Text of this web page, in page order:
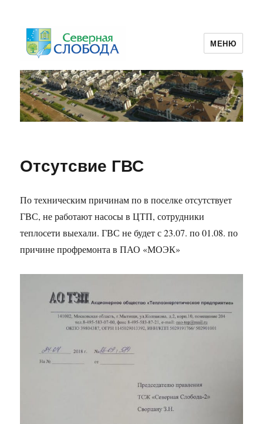
ТСЖ Северная Слобода 2
МЕНЮ
Отсутсвие ГВС
По техническим причинам по в поселке отсутствует
ГВС, не работают насосы в ЦТП, сотрудники
теплосети выехали. ГВС не будет с 23.07. по 01.08. по
причине профремонта в ПАО «МОЭК»